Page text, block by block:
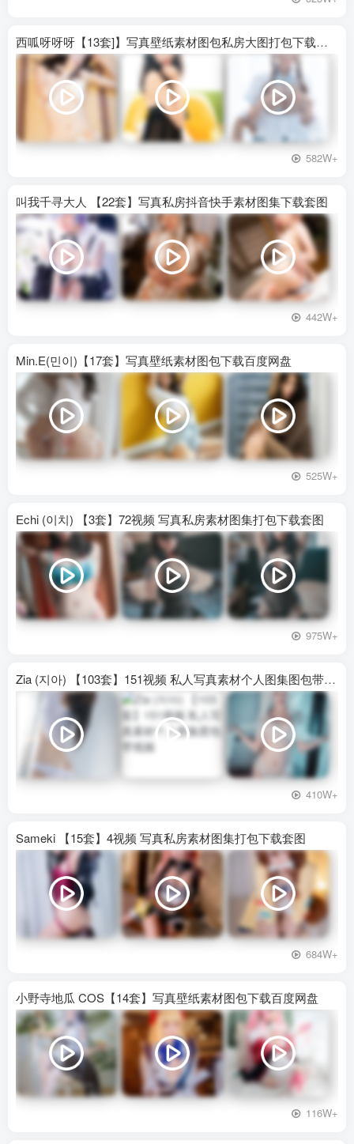
西呱呀呀呀【13套]】写真壁纸素材图包私房大图打包下载百度网盘
582W+
叫我千寻大人 【22套】写真私房抖音快手素材图集下载套图
442W+
Min.E(민이)【17套】写真壁纸素材图包下载百度网盘
525W+
Echi (이치) 【3套】72视频 写真私房素材图集打包下载套图
975W+
Zia (지아) 【103套】151视频 私人写真素材个人图集图包带视频
410W+
Sameki 【15套】4视频 写真私房素材图集打包下载套图
684W+
小野寺地瓜 COS【14套】写真壁纸素材图包下载百度网盘
116W+